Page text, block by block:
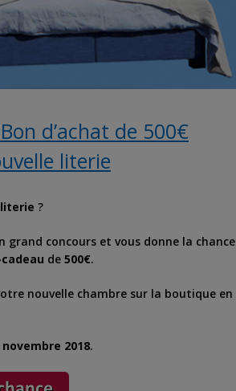
d’achat de 500€
literie
literie ?
grand concours et vous donne la chance
de 500€.
nouvelle chambre sur la boutique en
novembre 2018.